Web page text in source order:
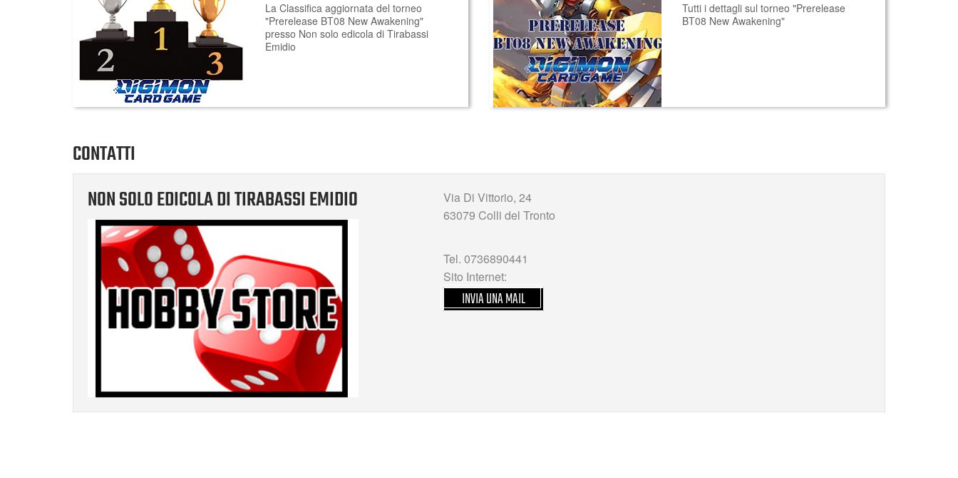
La Classifica aggiornata del torneo
"Prerelease BT08 New Awakening"
presso Non solo edicola di Tirabassi
Emidio
Tutti i dettagli sul torneo "Prerelease
BT08 New Awakening"
CONTATTI
NON SOLO EDICOLA DI TIRABASSI EMIDIO
Via Di Vittorio, 24
63079 Colli del Tronto
Tel. 0736890441
Sito Internet:
INVIA UNA MAIL